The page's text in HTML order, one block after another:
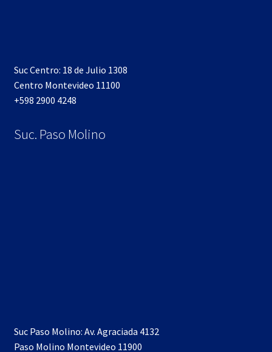
Suc Centro: 18 de Julio 1308
Centro Montevideo 11100
+598 2900 4248
Suc. Paso Molino
Suc Paso Molino: Av. Agraciada 4132
Paso Molino Montevideo 11900